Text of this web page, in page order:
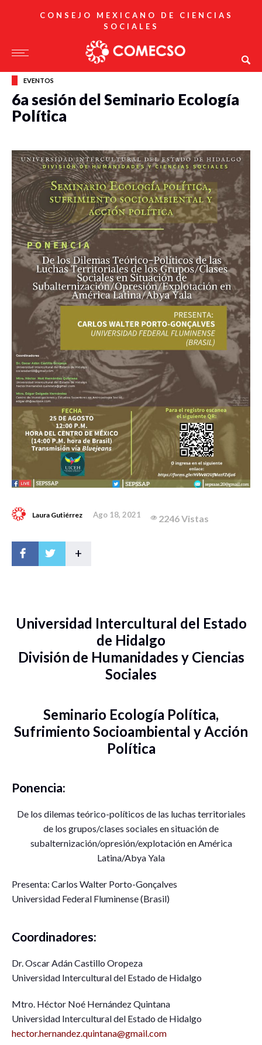
CONSEJO MEXICANO DE CIENCIAS
SOCIALES
EVENTOS
6a sesión del Seminario Ecología
Política
Laura Gutiérrez Ago 18, 2021 2246 Vistas
+
Universidad Intercultural del Estado
de Hidalgo
División de Humanidades y Ciencias
Sociales
Seminario Ecología Política,
Sufrimiento Socioambiental y Acción
Política
Ponencia:
De los dilemas teórico-políticos de las luchas territoriales
de los grupos/clases sociales en situación de
subalternización/opresión/explotación en América
Latina/Abya Yala
Presenta: Carlos Walter Porto-Gonçalves
Universidad Federal Fluminense (Brasil)
Coordinadores:
Dr. Oscar Adán Castillo Oropeza
Universidad Intercultural del Estado de Hidalgo
Mtro. Héctor Noé Hernández Quintana
Universidad Intercultural del Estado de Hidalgo
hector.hernandez.quintana@gmail.com